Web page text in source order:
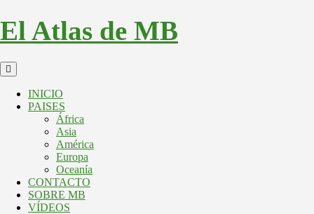
Skip
to
content
El Atlas de MB
Button
INICIO
PAISES
África
Asia
América
Europa
Oceanía
CONTACTO
SOBRE MB
VÍDEOS